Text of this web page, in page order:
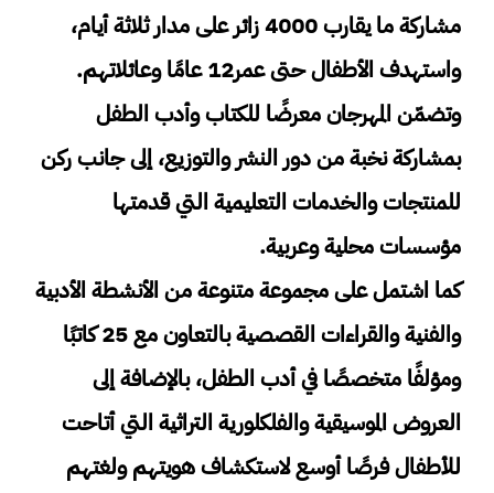
مشاركة ما يقارب 4000 زائر على مدار ثلاثة أيام،
واستهدف الأطفال حتى عمر12 عامًا وعائلاتهم.
وتضمّن المهرجان معرضًا للكتاب وأدب الطفل
بمشاركة نخبة من دور النشر والتوزيع، إلى جانب ركن
للمنتجات والخدمات التعليمية التي قدمتها
مؤسسات محلية وعربية.
كما اشتمل على مجموعة متنوعة من الأنشطة الأدبية
والفنية والقراءات القصصية بالتعاون مع 25 كاتبًا
ومؤلفًا متخصصًا في أدب الطفل، بالإضافة إلى
العروض الموسيقية والفلكلورية التراثية التي أتاحت
للأطفال فرصًا أوسع لاستكشاف هويتهم ولغتهم